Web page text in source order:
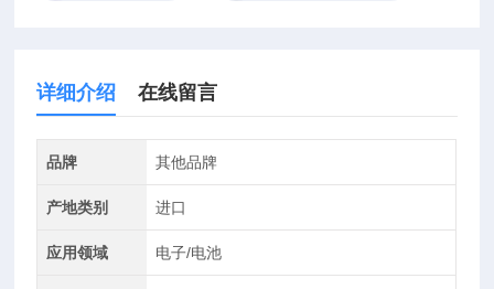
详细介绍 在线留言
品牌 其他品牌
产地类别 进口
应用领域 电子/电池